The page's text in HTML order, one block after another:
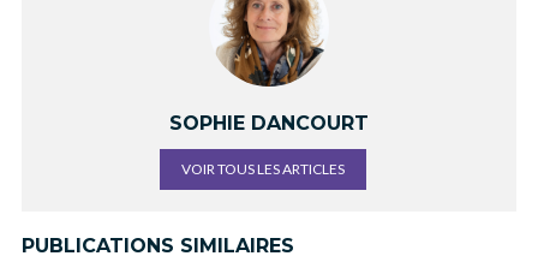
SOPHIE DANCOURT
VOIR TOUS LES ARTICLES
PUBLICATIONS SIMILAIRES